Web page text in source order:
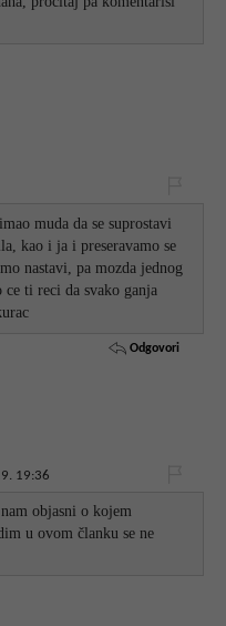
muda da se suprostavi
kao i ja i preseravamo se
nastavi, pa mozda jednog
ti reci da svako ganja
Odgovori
19:36
objasni o kojem
u ovom članku se ne